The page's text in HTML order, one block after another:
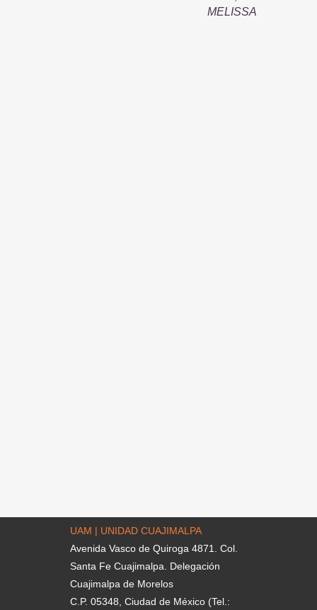
MELISSA
UAM | UNIDAD CUAJIMALPA
Avenida Vasco de Quiroga 4871. Col.
Santa Fe Cuajimalpa. Delegación
Cuajimalpa de Morelos
C.P. 05348, Ciudad de México (Tel.: